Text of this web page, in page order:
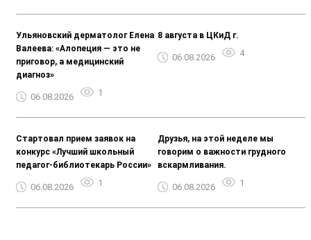
Ульяновский дерматолог Елена
Валеева: «Алопеция — это не
приговор, а медицинский
диагноз»
06.08.2026 1
8 августа в ЦКиД г.
06.08.2026 4
Стартовал прием заявок на
конкурс «Лучший школьный
педагог-библиотекарь России»
06.08.2026 1
Друзья, на этой неделе мы
говорим о важности грудного
вскармливания.
06.08.2026 1